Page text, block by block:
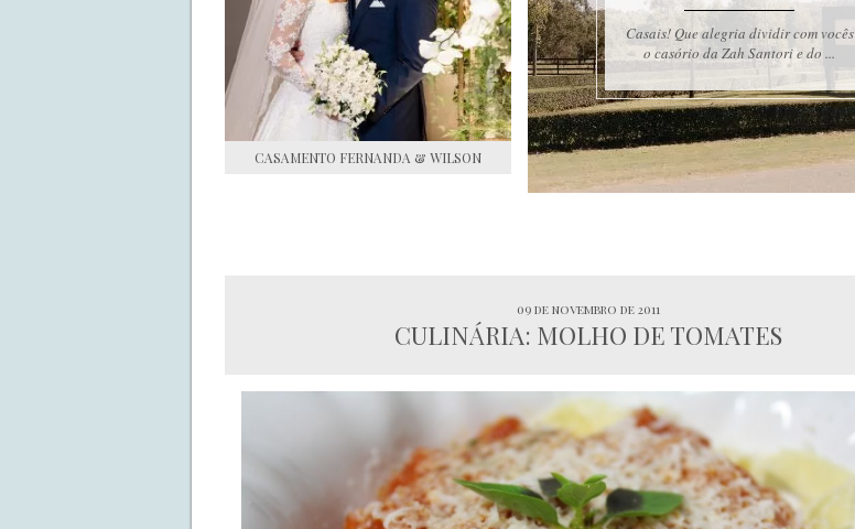
CASAMENTO FERNANDA & WILSON
Casais! Que alegria dividir com vocês
o casório da Zah Santori e do ...
09 de novembro de 2011
CULINÁRIA: MOLHO DE TOMATES